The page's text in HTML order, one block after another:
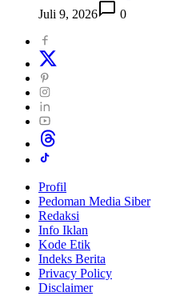
Juli 9, 2026
0
Profil
Pedoman Media Siber
Redaksi
Info Iklan
Kode Etik
Indeks Berita
Privacy Policy
Disclaimer